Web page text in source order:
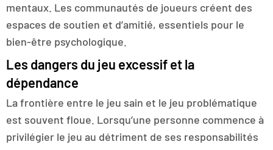
mentaux. Les communautés de joueurs créent des
espaces de soutien et d’amitié, essentiels pour le
bien-être psychologique.
Les dangers du jeu excessif et la
dépendance
La frontière entre le jeu sain et le jeu problématique
est souvent floue. Lorsqu’une personne commence à
privilégier le jeu au détriment de ses responsabilités